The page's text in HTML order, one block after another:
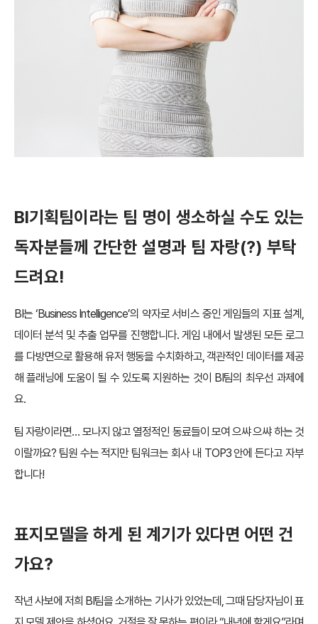
BI기획팀이라는 팀 명이 생소하실 수도 있는
독자분들께 간단한 설명과 팀 자랑(?) 부탁
드려요!
BI는 ‘Business Intelligence’의 약자로 서비스 중인 게임들의 지표 설계,
데이터 분석 및 추출 업무를 진행합니다. 게임 내에서 발생된 모든 로그
를 다방면으로 활용해 유저 행동을 수치화하고, 객관적인 데이터를 제공
해 플래닝에 도움이 될 수 있도록 지원하는 것이 BI팀의 최우선 과제에
요.
팀 자랑이라면… 모나지 않고 열정적인 동료들이 모여 으쌰 으쌰 하는 것
이랄까요? 팀원 수는 적지만 팀워크는 회사 내 TOP3 안에 든다고 자부
합니다!
표지모델을 하게 된 계기가 있다면 어떤 건
가요?
작년 사보에 저희 BI팀을 소개하는 기사가 있었는데, 그때 담당자님이 표